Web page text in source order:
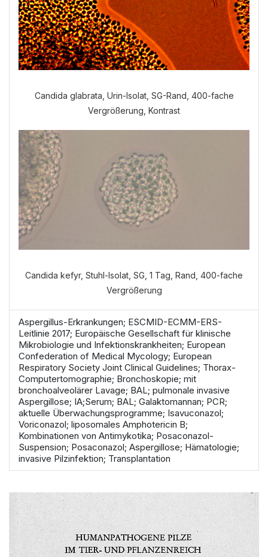
Candida glabrata, Urin-Isolat, SG-Rand, 400-fache
Vergrößerung, Kontrast
Candida kefyr, Stuhl-Isolat, SG, 1 Tag, Rand, 400-fache
Vergrößerung
Aspergillus-Erkrankungen; ESCMID-ECMM-ERS-
Leitlinie 2017; Europäische Gesellschaft für klinische
Mikrobiologie und Infektionskrankheiten; European
Confederation of Medical Mycology; European
Respiratory Society Joint Clinical Guidelines; Thorax-
Computertomographie; Bronchoskopie; mit
bronchoalveolärer Lavage; BAL; pulmonale invasive
Aspergillose; IA;Serum; BAL; Galaktomannan; PCR;
aktuelle Überwachungsprogramme; Isavuconazol;
Voriconazol; liposomales Amphotericin B;
Kombinationen von Antimykotika; Posaconazol-
Suspension; Posaconazol; Aspergillose; Hämatologie;
invasive Pilzinfektion; Transplantation
Welche Anamnese möchten Sie
VERDAUUNGSANAMNESE
NORMALE ANAMNESE